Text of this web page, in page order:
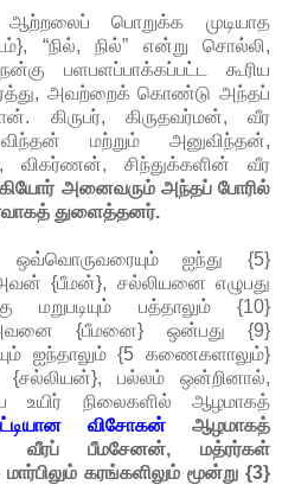
ஆற்றலைப் பொறுக்க முடியாத
“நில், நில்” என்று சொல்லி,
பளபளப்பாக்கப்பட்ட கூரிய
அவற்றைக் கொண்டு அந்தப்
கிருபர், கிருதவர்மன், வீர
மற்றும் அனுவிந்தன்,
விகர்ணன், சிந்துக்களின் வீர
அனைவரும் அந்தப் போரில்
துளைத்தனர்.
ஐந்து {5}
{பீமன்}, சல்லியனை எழுபது
மறுபடியும் பத்தாலும் {10}
{பீமனை} ஒன்பது {9}
ஐந்தாலும் {5 கணைகளாலும்}
பல்லம் ஒன்றினால்,
உயிர் நிலைகளில் ஆழமாகத்
விசோகன் ஆழமாகத்
வீரப் பீமசேனன், மத்ரர்கள்
கரங்களிலும் மூன்று {3}